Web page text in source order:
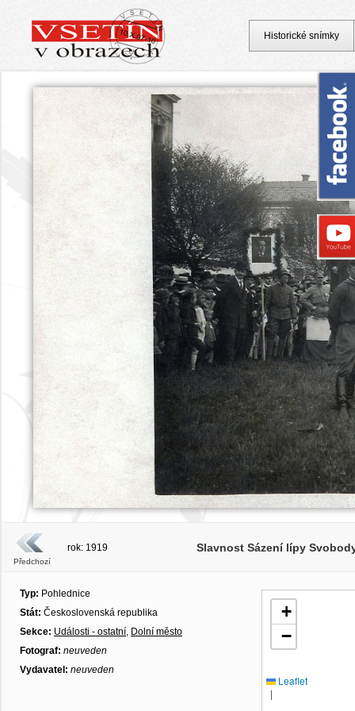
Předchozí
rok: 1919 Slavnost Sázení lípy
Typ: Pohlednice
Stát: Československá republika
Sekce: Události - ostatní, Dolní město
Fotograf: neuveden
Vydavatel: neuveden
+
−
Leaflet
|
Historické snímky